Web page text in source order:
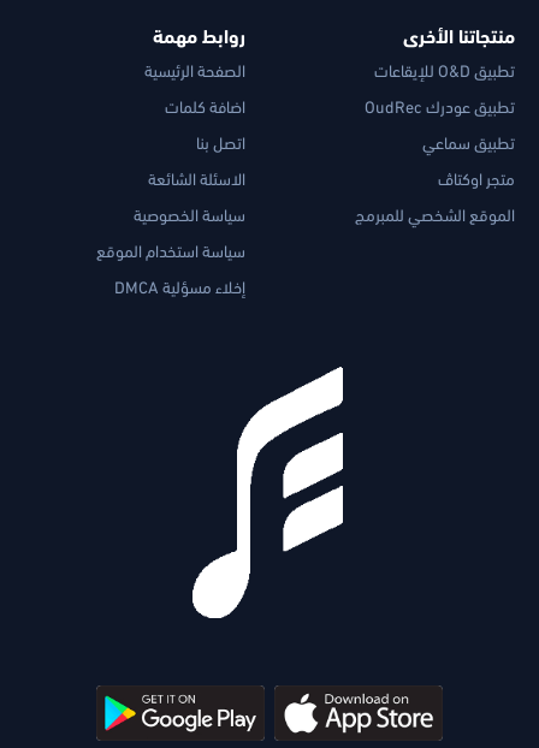
منتجاتنا الأخرى
تطبيق O&D للإيقاعات
تطبيق عودرك OudRec
تطبيق سماعي
متجر اوكتاڤ
الموقع الشخصي للمبرمج
روابط مهمة
الصفحة الرئيسية
اضافة كلمات
اتصل بنا
الاسئلة الشائعة
سياسة الخصوصية
سياسة استخدام الموقع
إخلاء مسؤلية DMCA